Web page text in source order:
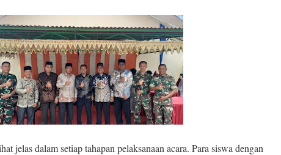
jelas dalam setiap tahapan pelaksanaan acara. Para siswa dengan